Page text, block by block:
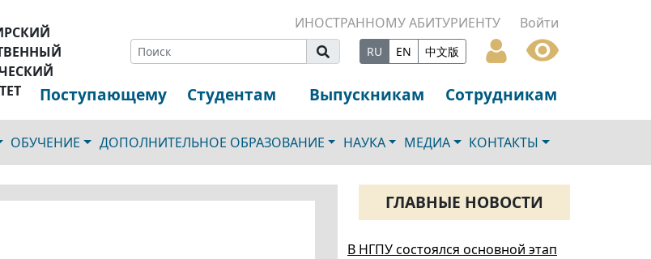
ИНОСТРАННОМУ АБИТУРИЕНТУ Войти
RU EN 中文版
Поступающему Студентам Выпускникам Сотрудникам
ОБУЧЕНИЕ ДОПОЛНИТЕЛЬНОЕ ОБРАЗОВАНИЕ НАУКА МЕДИА КОНТАКТЫ
ГЛАВНЫЕ НОВОСТИ
В НГПУ состоялся основной этап